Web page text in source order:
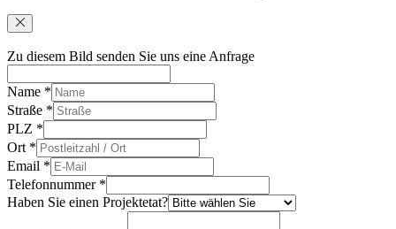
Zu diesem Bild senden Sie uns eine Anfrage
Name *
Straße *
PLZ *
Ort *
Email *
Telefonnummer *
Haben Sie einen Projektetat?